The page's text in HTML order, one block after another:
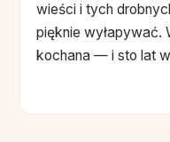
wieści i tych
pięknie wyłapywać.
kochana — i sto lat